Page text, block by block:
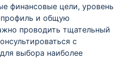
финансовые цели, уровень
и общую
проводить тщательный
с
выбора наиболее